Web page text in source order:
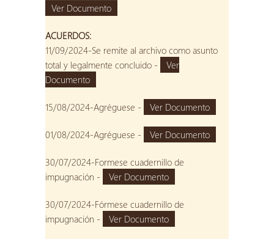
Ver Documento
ACUERDOS:
11/09/2024-Se remite al archivo como asunto
total y legalmente concluido -
Ver
Documento
15/08/2024-Agréguese - Ver Documento
01/08/2024-Agréguese - Ver Documento
30/07/2024-Formese cuadernillo de
impugnación -
Ver Documento
30/07/2024-Fórmese cuadernillo de
impugnación -
Ver Documento